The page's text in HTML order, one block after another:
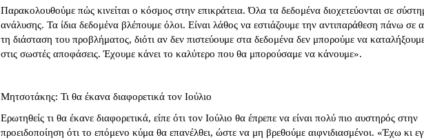
Παρακολουθούμε πώς κινείται ο κόσμος στην επικράτεια. Όλα τα δεδομένα διοχετεύονται σε
ανάλυσης. Τα ίδια δεδομένα βλέπουμε όλοι. Είναι λάθος να εστιάζουμε την αντιπαράθεση πάνω σε
τη διάσταση του προβλήματος, διότι αν δεν πιστεύουμε στα δεδομένα δεν μπορούμε να
στις σωστές αποφάσεις. Έχουμε κάνει το καλύτερο που θα μπορούσαμε να κάνουμε».
Μητσοτάκης: Τι θα έκανα διαφορετικά τον Ιούλιο
Ερωτηθείς τι θα έκανε διαφορετικά, είπε ότι τον Ιούλιο θα έπρεπε να είναι πολύ πιο αυστηρός στην
προειδοποίηση ότι το επόμενο κύμα θα επανέλθει, ώστε να μη βρεθούμε αιφνιδιασμένοι. «Έχω κι